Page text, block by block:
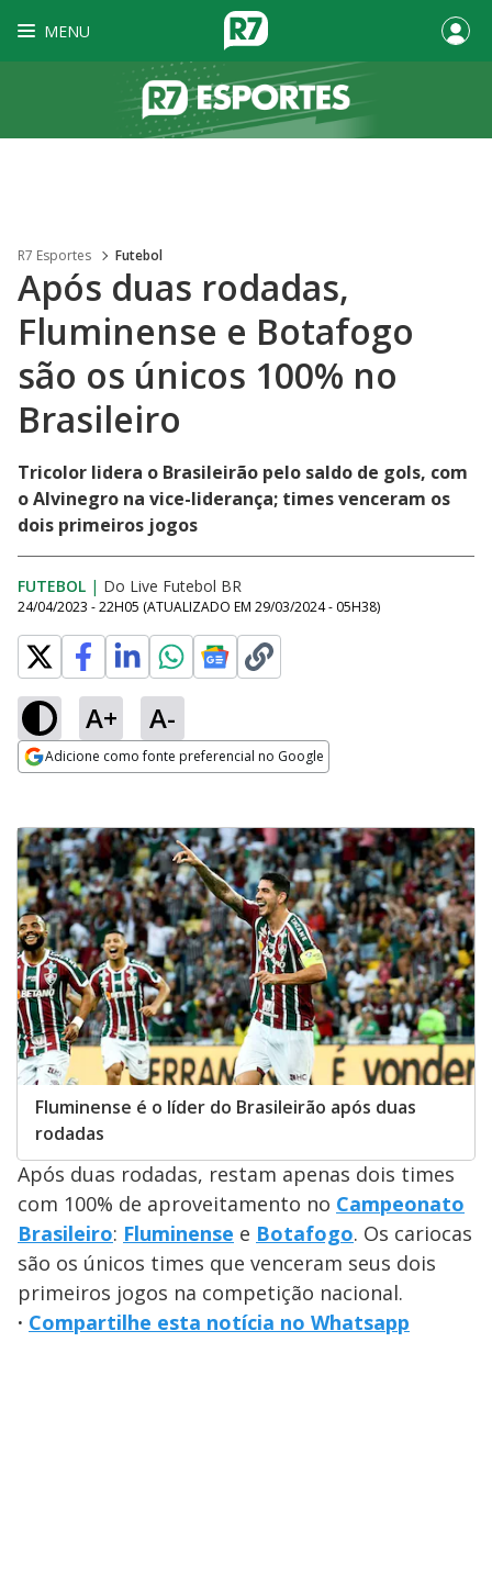
MENU
R7 Esportes Futebol
Após duas rodadas,
Fluminense e Botafogo
são os únicos 100% no
Brasileiro
Tricolor lidera o Brasileirão pelo saldo de gols, com
o Alvinegro na vice-liderança; times venceram os
dois primeiros jogos
FUTEBOL | Do Live Futebol BR
24/04/2023 - 22H05 (ATUALIZADO EM 29/03/2024 - 05H38)
A+ A-
Adicione como fonte preferencial no Google
Fluminense é o líder do Brasileirão após duas
rodadas
Após duas rodadas, restam apenas dois times
com 100% de aproveitamento no Campeonato
Brasileiro: Fluminense e Botafogo. Os cariocas
são os únicos times que venceram seus dois
primeiros jogos na competição nacional.
· Compartilhe esta notícia no Whatsapp